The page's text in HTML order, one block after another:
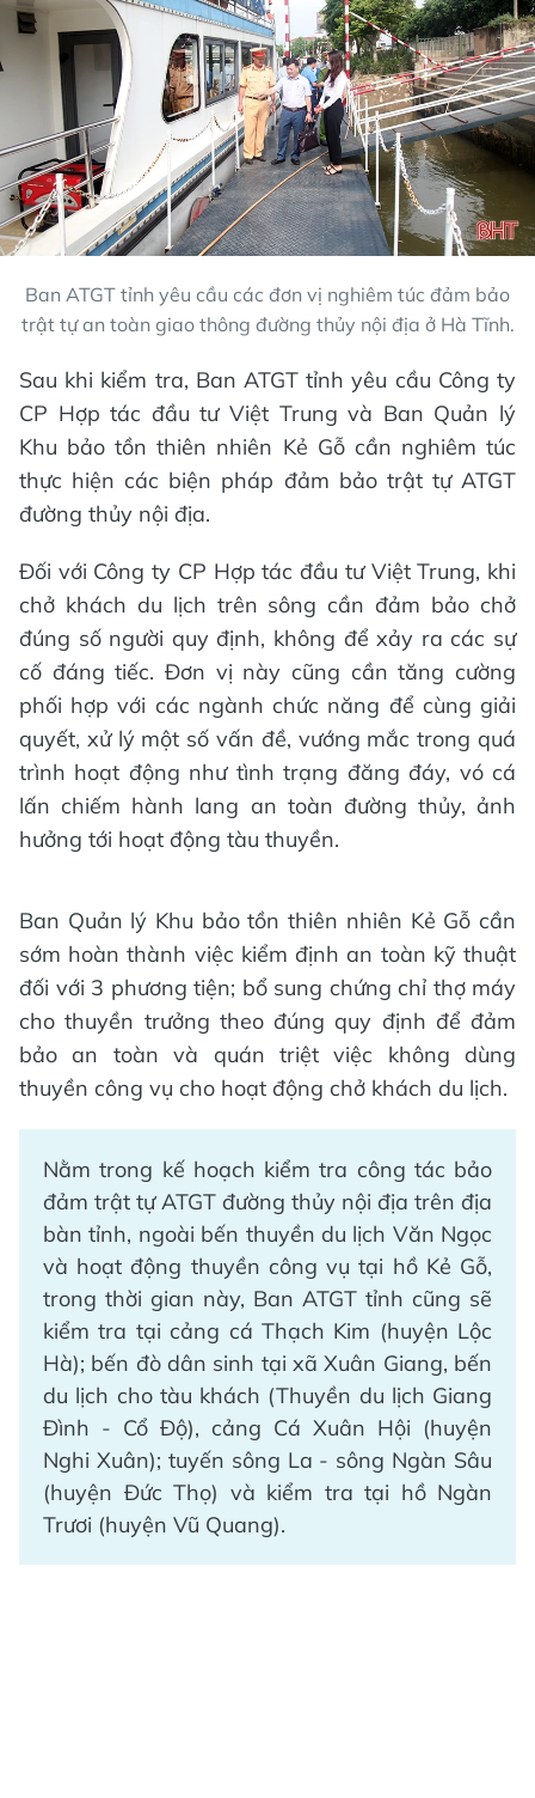
Ban ATGT tỉnh yêu cầu các đơn vị nghiêm túc đảm bảo
trật tự an toàn giao thông đường thủy nội địa ở Hà Tĩnh.
Sau khi kiểm tra, Ban ATGT tỉnh yêu cầu Công ty
CP Hợp tác đầu tư Việt Trung và Ban Quản lý
Khu bảo tồn thiên nhiên Kẻ Gỗ cần nghiêm túc
thực hiện các biện pháp đảm bảo trật tự ATGT
đường thủy nội địa.
Đối với Công ty CP Hợp tác đầu tư Việt Trung, khi
chở khách du lịch trên sông cần đảm bảo chở
đúng số người quy định, không để xảy ra các sự
cố đáng tiếc. Đơn vị này cũng cần tăng cường
phối hợp với các ngành chức năng để cùng giải
quyết, xử lý một số vấn đề, vướng mắc trong quá
trình hoạt động như tình trạng đăng đáy, vó cá
lấn chiếm hành lang an toàn đường thủy, ảnh
hưởng tới hoạt động tàu thuyền.
Ban Quản lý Khu bảo tồn thiên nhiên Kẻ Gỗ cần
sớm hoàn thành việc kiểm định an toàn kỹ thuật
đối với 3 phương tiện; bổ sung chứng chỉ thợ máy
cho thuyền trưởng theo đúng quy định để đảm
bảo an toàn và quán triệt việc không dùng
thuyền công vụ cho hoạt động chở khách du lịch.
Nằm trong kế hoạch kiểm tra công tác bảo
đảm trật tự ATGT đường thủy nội địa trên địa
bàn tỉnh, ngoài bến thuyền du lịch Văn Ngọc
và hoạt động thuyền công vụ tại hồ Kẻ Gỗ,
trong thời gian này, Ban ATGT tỉnh cũng sẽ
kiểm tra tại cảng cá Thạch Kim (huyện Lộc
Hà); bến đò dân sinh tại xã Xuân Giang, bến
du lịch cho tàu khách (Thuyền du lịch Giang
Đình - Cổ Độ), cảng Cá Xuân Hội (huyện
Nghi Xuân); tuyến sông La - sông Ngàn Sâu
(huyện Đức Thọ) và kiểm tra tại hồ Ngàn
Trươi (huyện Vũ Quang).